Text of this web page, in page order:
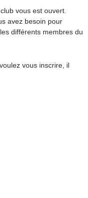
vous est ouvert.
avez besoin pour
différents membres du
vous inscrire, il